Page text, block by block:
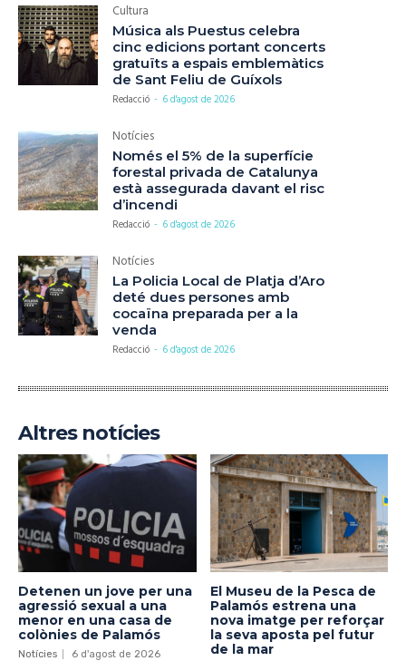
Cultura
Música als Puestus celebra
cinc edicions portant concerts
gratuïts a espais emblemàtics
de Sant Feliu de Guíxols
Redacció - 6 d'agost de 2026
Notícies
Només el 5% de la superfície
forestal privada de Catalunya
està assegurada davant el risc
d’incendi
Redacció - 6 d'agost de 2026
Notícies
La Policia Local de Platja d’Aro
deté dues persones amb
cocaïna preparada per a la
venda
Redacció - 6 d'agost de 2026
Altres notícies
Detenen un jove per una
agressió sexual a una
menor en una casa de
colònies de Palamós
Notícies 6 d'agost de 2026
El Museu de la Pesca de
Palamós estrena una
nova imatge per reforçar
la seva aposta pel futur
de la mar